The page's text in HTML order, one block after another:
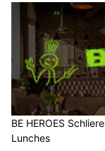
BE HEROES
Lunches